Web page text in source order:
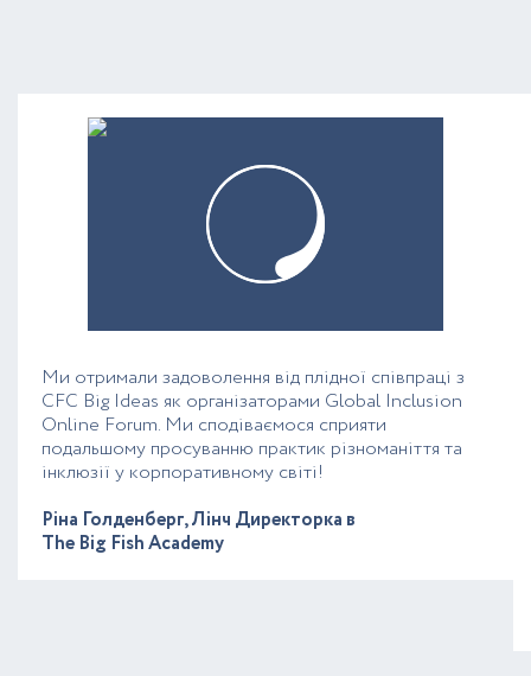
Ми отримали задоволення від плідної співпраці з
CFC Big Ideas як організаторами Global Inclusion
Online Forum. Ми сподіваємося сприяти
подальшому просуванню практик різноманіття та
інклюзії у корпоративному світі!
Ріна Голденберг, Лінч Директорка в
The Big Fish Academy